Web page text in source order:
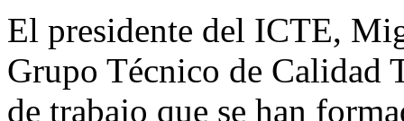
El presidente del ICTE,
Grupo Técnico de Calidad
de trabajo que se han